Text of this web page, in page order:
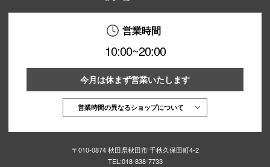
営業時間
10:00~20:00
今月は休まず営業いたします
営業時間の異なるショップについて
〒010-0874 秋田県秋田市 千秋久保田町4-2
TEL:018-838-7733